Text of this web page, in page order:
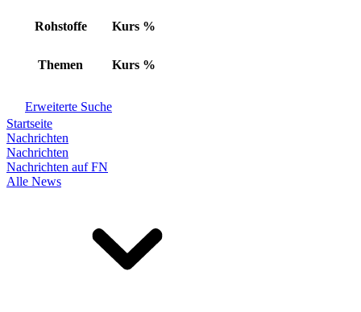
Rohstoffe Kurs %
Themen Kurs %
Erweiterte Suche
Startseite
Nachrichten
Nachrichten
Nachrichten auf FN
Alle News